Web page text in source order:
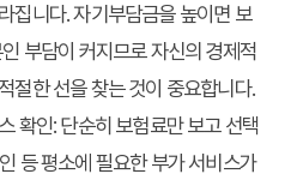
집니다. 자기부담금을 높이면 보
부담이 커지므로 자신의 경제적
절한 선을 찾는 것이 중요합니다.
확인:단순히 보험료만 보고 선택
등 평소에 필요한 부가 서비스가